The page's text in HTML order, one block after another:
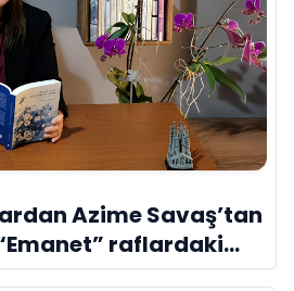
Azime Savaş’tan
raflardaki